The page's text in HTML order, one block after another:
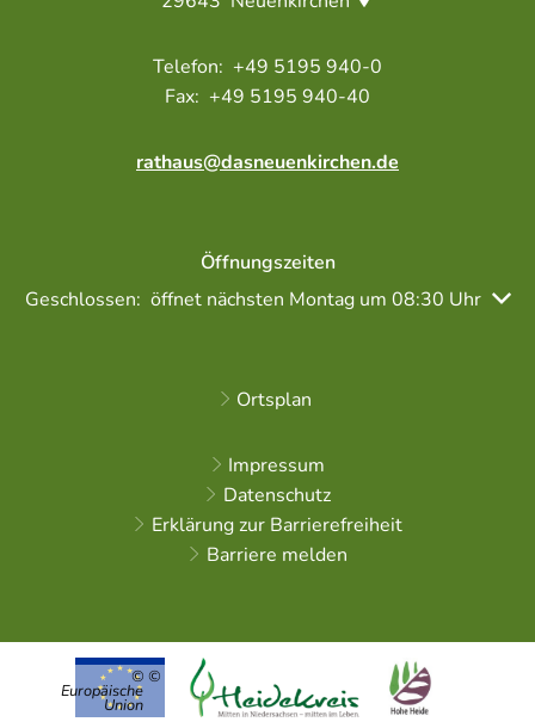
+49 5195 940-0
+49 5195 940-40
rathaus@dasneuenkirchen.de
Öffnungszeiten
Klicken, um weitere Öffnungs- oder Schließzeiten
Geschlossen: öffnet nächsten Montag um 08:30 Uhr
Ortsplan
Impressum
Datenschutz
Erklärung zur Barrierefreiheit
Barriere melden
©
Europäische
Union